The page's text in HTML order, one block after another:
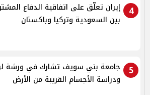
4
إيران تعلّق على اتفاقية الدفاع
بين السعودية وتركيا وباكستان
5
جامعة بني سويف تشارك في ورشة
ودراسة الأجسام القريبة من الأرض